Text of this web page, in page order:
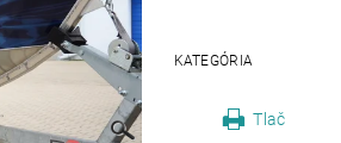
KATEGÓRIA
Tlač